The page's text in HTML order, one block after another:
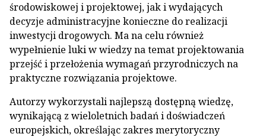
środowiskowej i projektowej, jak i wydających
decyzje administracyjne konieczne do realizacji
inwestycji drogowych. Ma na celu również
wypełnienie luki w wiedzy na temat projektowania
przejść i przełożenia wymagań przyrodniczych na
praktyczne rozwiązania projektowe.
Autorzy wykorzystali najlepszą dostępną wiedzę,
wynikającą z wieloletnich badań i doświadczeń
europejskich, określając zakres merytoryczny